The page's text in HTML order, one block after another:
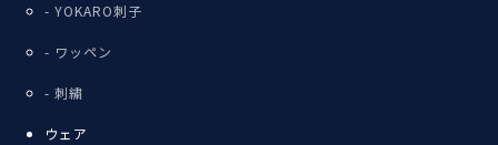
YOKARO刺子
ワッペン
刺繍
ウェア